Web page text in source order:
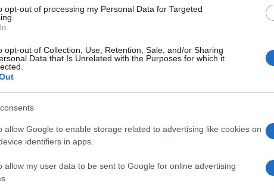
opt-out of processing my Personal Data for Targeted
opt-out of Collection, Use, Retention, Sale, and/or Sharing
Data that Is Unrelated with the Purposes for which it
allow Google to enable storage related to advertising like cookies on
identifiers in apps.
allow my user data to be sent to Google for online advertising
basadas en datos
y el análisis de datos permiten a las
y anticipar sus necesidades. Una de las
digital es la
pueden generar hasta un
estadística resalta la importancia de adaptar
sobre el comportamiento del